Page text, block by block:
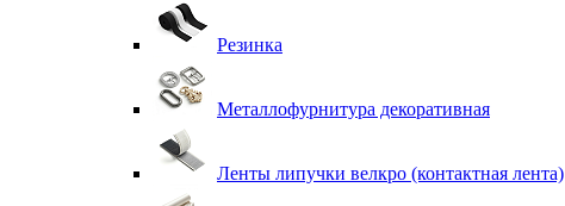
Резинка
Металлофурнитура декоративная
Ленты липучки велкро (контактная лента)